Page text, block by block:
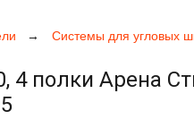
Системы для угловых
полки Арена